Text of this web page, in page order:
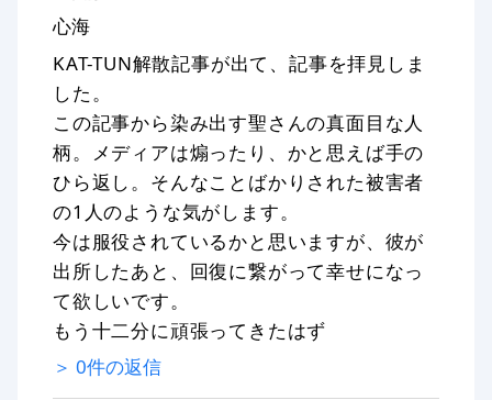
心海
KAT-TUN解散記事が出て、記事を拝見しま
した。
この記事から染み出す聖さんの真面目な人
柄。メディアは煽ったり、かと思えば手の
ひら返し。そんなことばかりされた被害者
の1人のような気がします。
今は服役されているかと思いますが、彼が
出所したあと、回復に繋がって幸せになっ
て欲しいです。
もう十二分に頑張ってきたはず
＞ 0件の返信